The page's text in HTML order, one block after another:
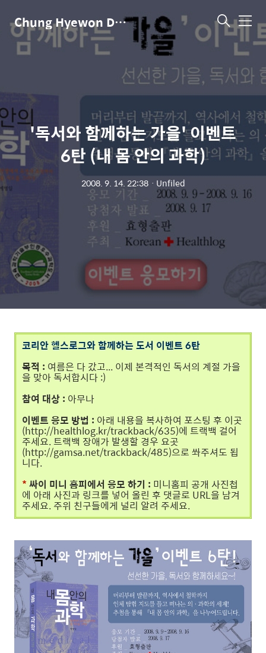
Chung Hyewon Dot Com 메
'독서와 함께하는 가을' 이벤트
6탄 (내 몸 안의 과학)
2008. 9. 14. 22:38ㆍ Unfiled
코리안 헬스로그와 함께하는 도서 이벤트 6탄
목적 : 여름은 다 갔고... 이제 본격적인 독서의 계절 가을
을 맞아 독서합시다 :)
참여 대상 : 아무나
이벤트 응모 방법 : 아래 내용을 복사하여 포스팅 후 이곳
(http://healthlog.kr/trackback/635)에 트랙백 걸어
주세요. 트랙백 장애가 발생할 경우 요곳
(http://gamsa.net/trackback/485)으로 쏴주셔도 됩
니다.
*싸이 미니 홈피에서 응모 하기 : 미니홈피 공개 사진첩
에 아래 사진과 링크를 넣어 올린 후 댓글로 URL을 남겨
주세요. 주위 친구들에게 널리 알려 주세요.